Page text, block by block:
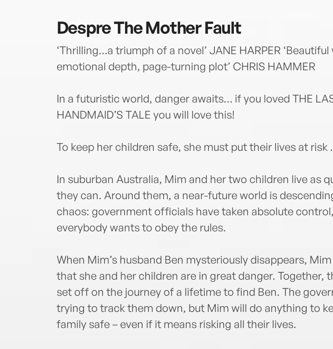
DespreThe Mother Fault
‘Thrilling…a triumph of a novel’ JANE HARPER
emotional depth, page-turning plot’ CHRIS HAMMER
In a futuristic world, danger awaits… if you loved THE
HANDMAID’S TALE you will love this!
To keep her children safe, she must put their lives at risk
In suburban Australia, Mim and her two children live as
they can. Around them, a near-future world is
chaos: government officials have taken absolute
everybody wants to obey the rules.
When Mim’s husband Ben mysteriously disappears,
that she and her children are in great danger. Together,
set off on the journey of a lifetime to find Ben. The
trying to track them down, but Mim will do anything to
family safe – even if it means risking all their lives.